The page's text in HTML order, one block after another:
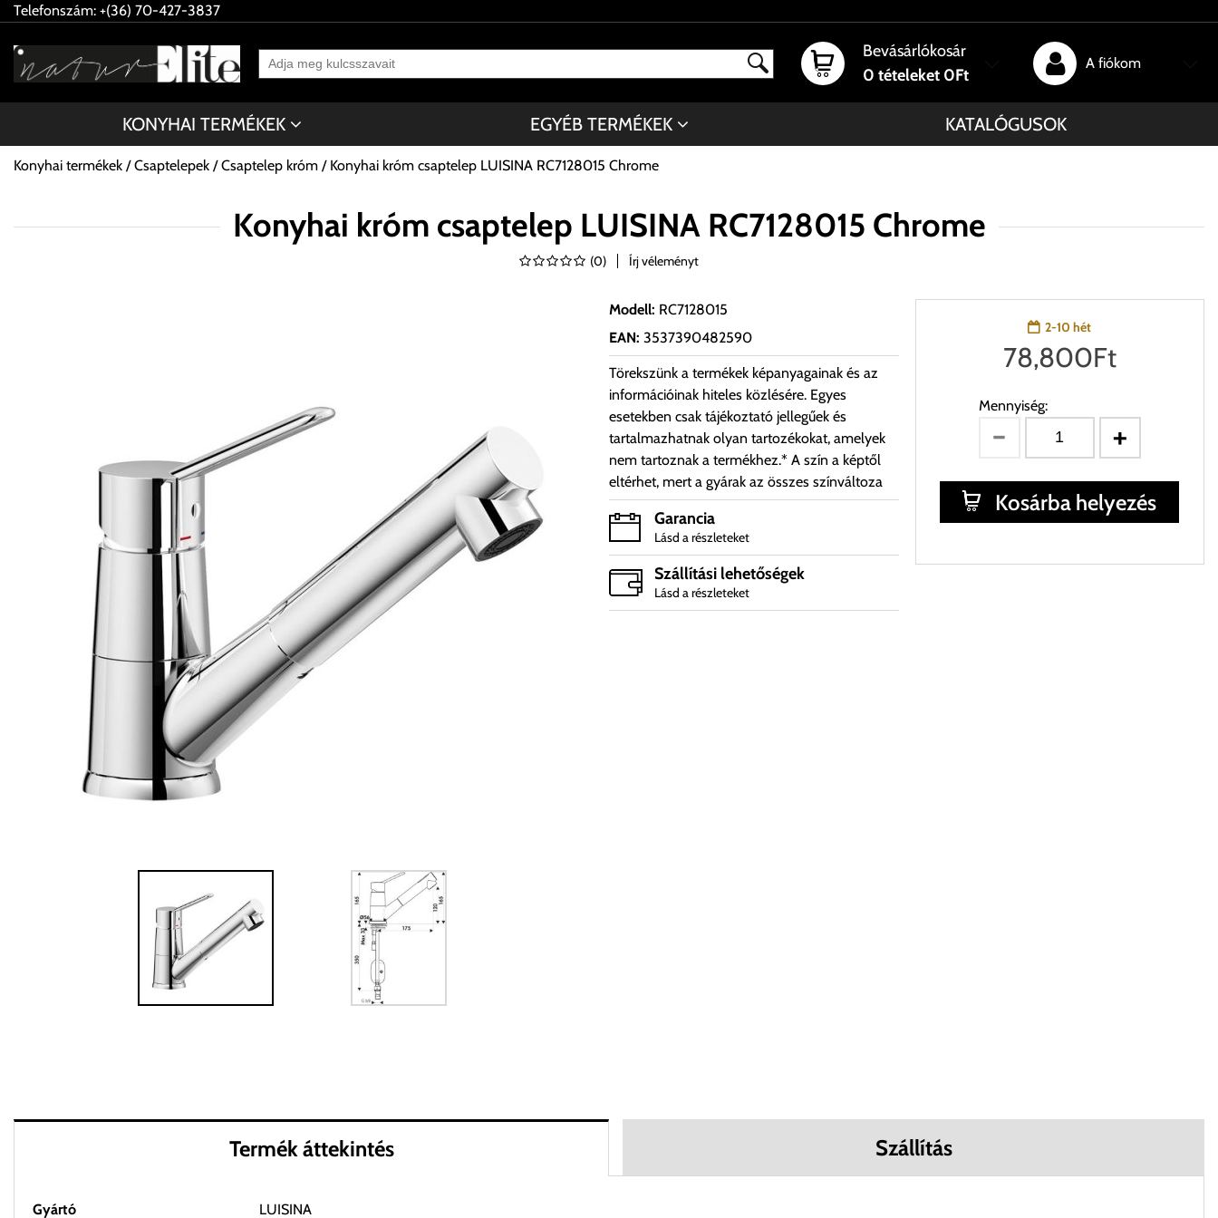
Telefonszám: +(36) 70-427-3837
Bevásárlókosár
0 tételeket 0Ft
A fiókom
KONYHAI TERMÉKEK EGYÉB TERMÉKEK KATALÓGUSOK
Konyhai termékek Csaptelepek Csaptelep króm Konyhai króm csaptelep LUISINA RC7128015 Chrome
Konyhai króm csaptelep LUISINA RC7128015 Chrome
(0) Írj véleményt
Modell: RC7128015
EAN: 3537390482590
Törekszünk a termékek képanyagainak és az
információinak hiteles közlésére. Egyes
esetekben csak tájékoztató jellegűek és
tartalmazhatnak olyan tartozékokat, amelyek
nem tartoznak a termékhez.* A szín a képtől
eltérhet, mert a gyárak az összes színváltoza
Garancia
Lásd a részleteket
Szállítási lehetőségek
Lásd a részleteket
2-10 hét
78,800Ft
Mennyiség:
Kosárba helyezés
Termék áttekintés Szállítás
Gyártó LUISINA